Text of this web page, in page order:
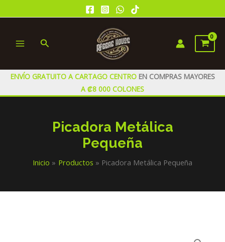
al
MENU
Buscar
ENVÍO GRATUITO A CARTAGO CENTRO EN COMPRAS MAYORES
A ₡8 000 COLONES
Picadora Metálica
Pequeña
Inicio Productos Picadora Metálica Pequeña